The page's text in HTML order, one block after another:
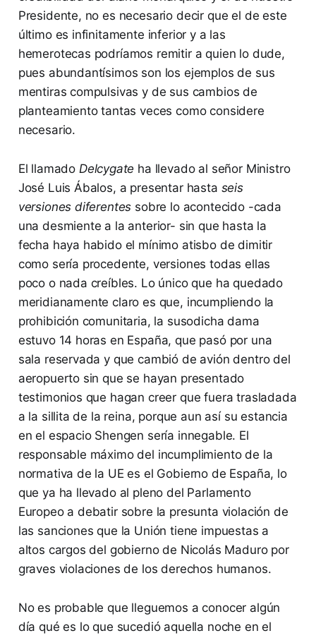
Presidente, no es necesario decir que el de este
último es infinitamente inferior y a las
hemerotecas podríamos remitir a quien lo dude,
pues abundantísimos son los ejemplos de sus
mentiras compulsivas y de sus cambios de
planteamiento tantas veces como considere
necesario.
El llamado Delcygate ha llevado al señor Ministro
José Luis Ábalos, a presentar hasta seis
versiones diferentes sobre lo acontecido -cada
una desmiente a la anterior- sin que hasta la
fecha haya habido el mínimo atisbo de dimitir
como sería procedente, versiones todas ellas
poco o nada creíbles. Lo único que ha quedado
meridianamente claro es que, incumpliendo la
prohibición comunitaria, la susodicha dama
estuvo 14 horas en España, que pasó por una
sala reservada y que cambió de avión dentro del
aeropuerto sin que se hayan presentado
testimonios que hagan creer que fuera trasladada
a la sillita de la reina, porque aun así su estancia
en el espacio Shengen sería innegable. El
responsable máximo del incumplimiento de la
normativa de la UE es el Gobierno de España, lo
que ya ha llevado al pleno del Parlamento
Europeo a debatir sobre la presunta violación de
las sanciones que la Unión tiene impuestas a
altos cargos del gobierno de Nicolás Maduro por
graves violaciones de los derechos humanos.
No es probable que lleguemos a conocer algún
día qué es lo que sucedió aquella noche en el